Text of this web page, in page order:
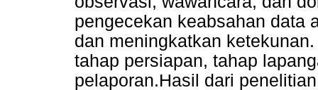
pengecekan keabsahan data
dan meningkatkan
tahap persiapan, tahap
pelaporan.Hasil dari